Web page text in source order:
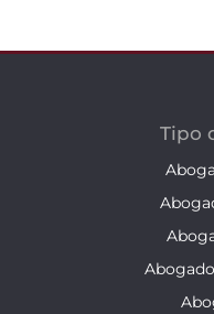
Tipo